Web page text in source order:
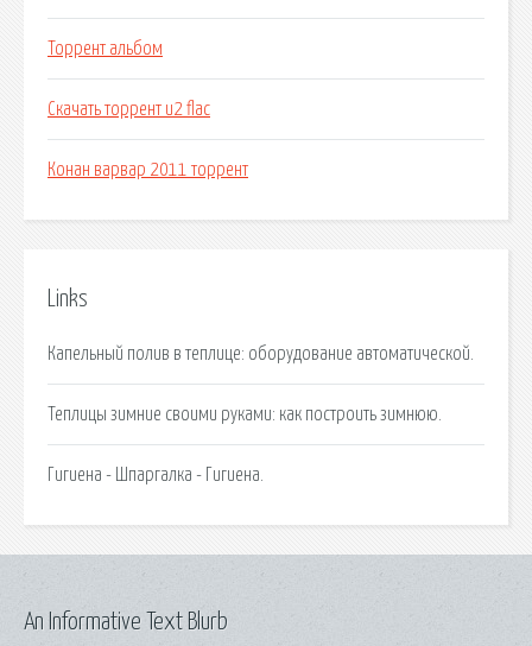
Торрент альбом
Скачать торрент u2 flac
Конан варвар 2011 торрент
Links
Капельный полив в теплице: оборудование автоматической.
Теплицы зимние своими руками: как построить зимнюю.
Гигиена - Шпаргалка - Гигиена.
An Informative Text Blurb